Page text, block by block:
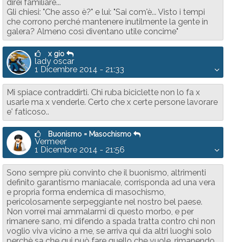
direi familiare...
Gli chiesi: "Che asso è?" e lui: "Sai com'è... Visto i tempi
che corrono perché mantenere inutilmente la gente in
galera? Almeno così diventano utile concime"
x gio
lady oscar
1 Dicembre 2014 - 21:33
Mi spiace contraddirti. Chi ruba biciclette non lo fa x
usarle ma x venderle. Certo che x certe persone lavorare
e' faticoso..
Buonismo = Masochismo
Vermeer
1 Dicembre 2014 - 21:56
Sono sempre più convinto che il buonismo, altrimenti
definito garantismo maniacale, corrisponda ad una vera
e propria forma endemica di masochismo,
pericolosamente serpeggiante nel nostro bel paese.
Non vorrei mai ammalarmi di questo morbo, e per
rimanere sano, mi difendo a spada tratta contro chi non
voglio viva vicino a me, se arriva qui da altri luoghi solo